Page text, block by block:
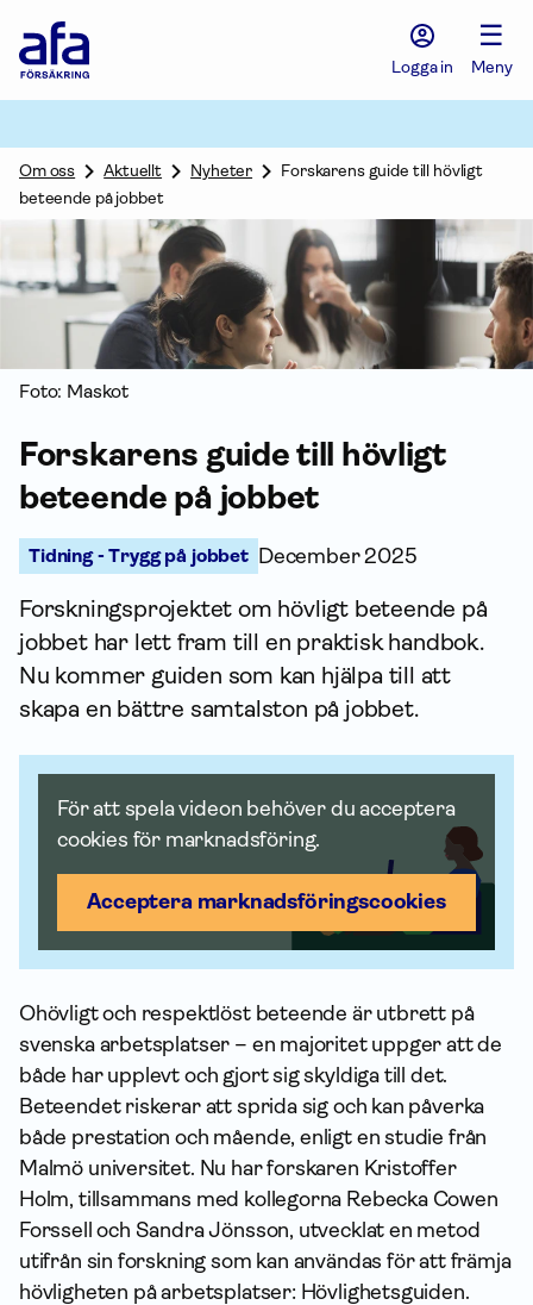
Försäkring
Logga in
☰
Meny
Om oss Aktuellt Nyheter
Forskarens guide till hövligt
beteende på jobbet
Foto: Maskot
Forskarens guide till hövligt
beteende på jobbet
Tidning - Trygg på jobbet December 2025
Forskningsprojektet om hövligt beteende på
jobbet har lett fram till en praktisk handbok.
Nu kommer guiden som kan hjälpa till att
skapa en bättre samtalston på jobbet.
För att spela videon behöver du acceptera
cookies för marknadsföring.
Acceptera marknadsförings­cookies
Ohövligt och respektlöst beteende är utbrett på
svenska arbetsplatser – en majoritet uppger att de
både har upplevt och gjort sig skyldiga till det.
Beteendet riskerar att sprida sig och kan påverka
både prestation och mående, enligt en studie från
Malmö universitet. Nu har forskaren Kristoffer
Holm, tillsammans med kollegorna Rebecka Cowen
Forssell och Sandra Jönsson, utvecklat en metod
utifrån sin forskning som kan användas för att främja
hövligheten på arbetsplatser: Hövlighetsguiden.